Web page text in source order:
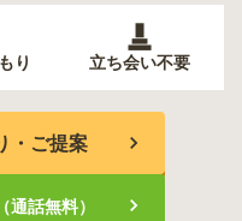
る時に不快な気分になる
よかったです。
さんあるので、よく利用
で助かっています。
り 立ち会い不要
・ご提案
通話無料）